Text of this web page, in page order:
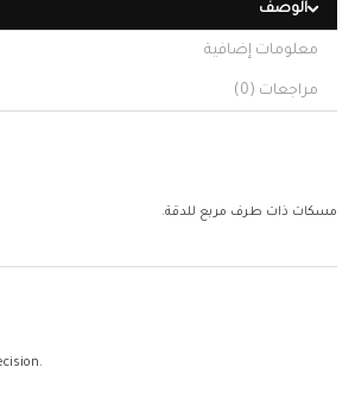
الوصف
معلومات إضافية
مراجعات (0)
مسكات ذات طرف مربع للدقة.